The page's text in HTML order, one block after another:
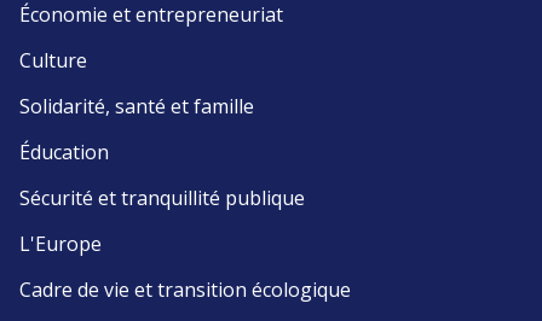
Économie et entrepreneuriat
Culture
Solidarité, santé et famille
Éducation
Sécurité et tranquillité publique
L'Europe
Cadre de vie et transition écologique